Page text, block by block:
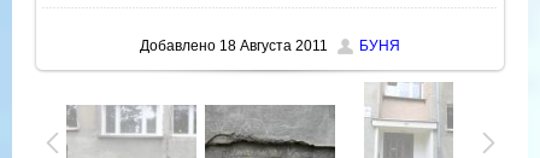
Добавлено 18 Августа 2011 БУНЯ